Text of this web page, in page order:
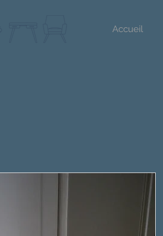
Accueil